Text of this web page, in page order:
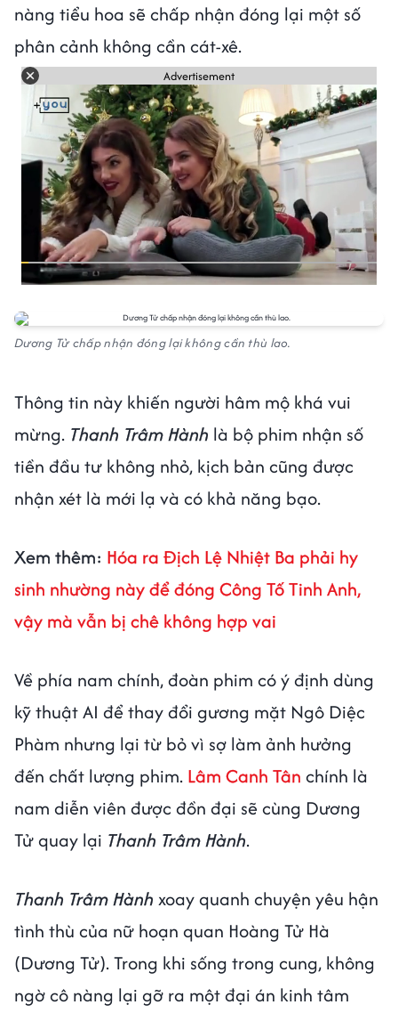
nàng tiểu hoa sẽ chấp nhận đóng lại một số
phân cảnh không cần cát-xê.
Advertisement
Dương Tử chấp nhận đóng lại không cần thù lao.
Thông tin này khiến người hâm mộ khá vui
mừng. Thanh Trâm Hành là bộ phim nhận số
tiền đầu tư không nhỏ, kịch bản cũng được
nhận xét là mới lạ và có khả năng bạo.
Xem thêm: Hóa ra Địch Lệ Nhiệt Ba phải hy
sinh nhường này để đóng Công Tố Tinh Anh,
vậy mà vẫn bị chê không hợp vai
Về phía nam chính, đoàn phim có ý định dùng
kỹ thuật AI để thay đổi gương mặt Ngô Diệc
Phàm nhưng lại từ bỏ vì sợ làm ảnh hưởng
đến chất lượng phim. Lâm Canh Tân chính là
nam diễn viên được đồn đại sẽ cùng Dương
Tử quay lại Thanh Trâm Hành.
Thanh Trâm Hành xoay quanh chuyện yêu hận
tình thù của nữ hoạn quan Hoàng Tử Hà
(Dương Tử). Trong khi sống trong cung, không
ngờ cô nàng lại gỡ ra một đại án kinh tâm